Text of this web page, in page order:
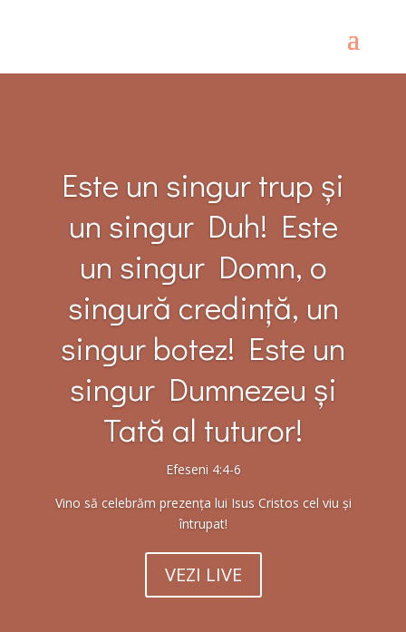
Este un singur trup și
un singur Duh! Este
un singur Domn, o
singură credință, un
singur botez! Este un
singur Dumnezeu și
Tată al tuturor!
Efeseni 4:4-6
Vino să celebrăm prezența lui Isus Cristos cel viu și
întrupat!
VEZI LIVE